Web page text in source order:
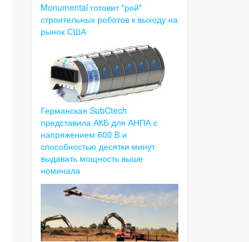
Monumental готовит "рой"
строительных роботов к выходу на
рынок США
Германская SubCtech
представила АКБ для АНПА с
напряжением 600 В и
способностью десятки минут
выдавать мощность выше
номинала